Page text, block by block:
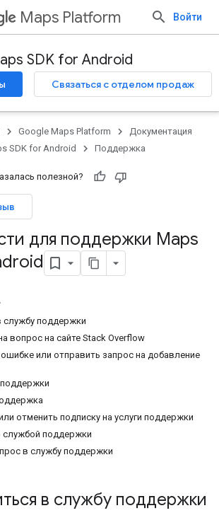
Maps Platform Войти
SDK for Android
Связаться с отделом продаж
Google Maps Platform
Документация
SDK for Android Поддержка
полезной?
для поддержки Maps
службу поддержки
вопрос на сайте Stack Overflow
или отправить запрос на добавление
отменить подписку на услуги поддержки
службой поддержки
в службу поддержки
в службу поддержки